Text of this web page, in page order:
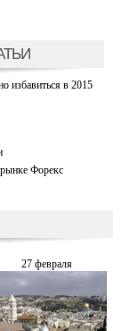
избавиться в 2015
Форекс
27 февраля